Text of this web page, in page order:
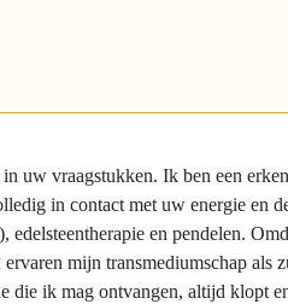
uw vraagstukken. Ik ben een
in contact met uw energie en
en pendelen.
mijn transmediumschap als
ik mag ontvangen, altijd klopt